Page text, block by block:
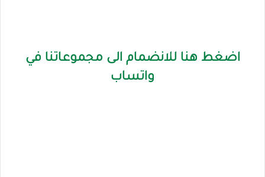
اضغط هنا للانضمام الى مجموعاتنا في
واتساب